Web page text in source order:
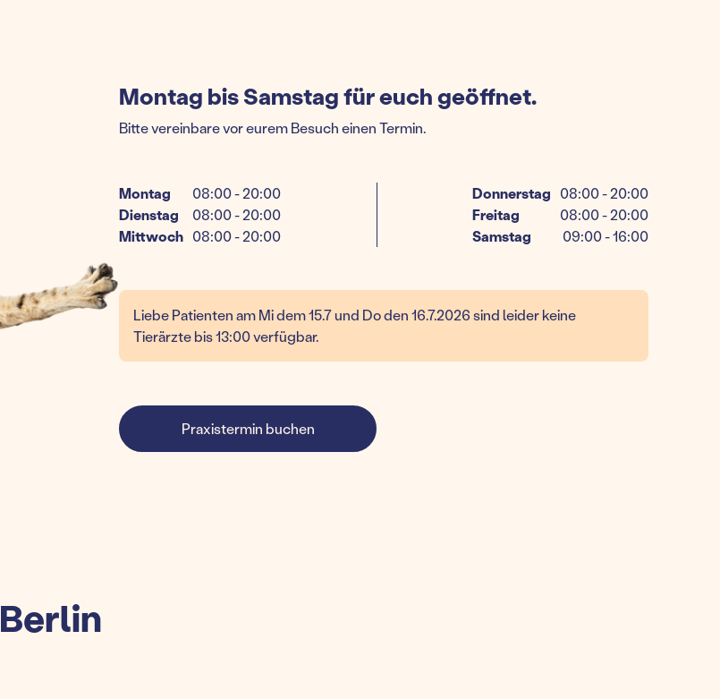
Montag bis Samstag für euch geöffnet.
Bitte vereinbare vor eurem Besuch einen Termin.
Montag
08:00 - 20:00
Dienstag
08:00 - 20:00
Mittwoch 08:00 - 20:00
Donnerstag 08:00 - 20:00
Freitag
08:00 - 20:00
Samstag
09:00 - 16:00
Liebe Patienten am Mi dem 15.7 und Do den 16.7.2026 sind leider keine
Tierärzte bis 13:00 verfügbar.
Praxistermin buchen
Berlin